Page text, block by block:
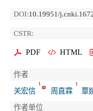
DOI:10.19951/
CSTR:
PDF HTML
作者
关宏信
1
周直霖
1
覃
作者单位